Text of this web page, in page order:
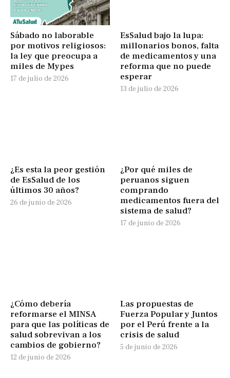
Sábado no laborable
por motivos religiosos:
la ley que preocupa a
miles de Mypes
17 de julio de 2026
EsSalud bajo la lupa:
millonarios bonos, falta
de medicamentos y una
reforma que no puede
esperar
13 de julio de 2026
¿Es esta la peor gestión
de EsSalud de los
últimos 30 años?
26 de junio de 2026
¿Por qué miles de
peruanos siguen
comprando
medicamentos fuera del
sistema de salud?
17 de junio de 2026
¿Cómo debería
reformarse el MINSA
para que las políticas de
salud sobrevivan a los
cambios de gobierno?
12 de junio de 2026
Las propuestas de
Fuerza Popular y Juntos
por el Perú frente a la
crisis de salud
5 de junio de 2026